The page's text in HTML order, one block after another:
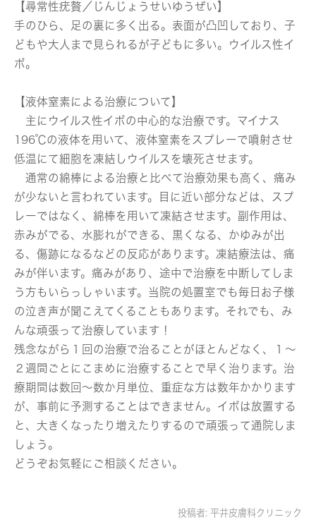
【尋常性疣贅／じんじょうせいゆうぜい】
手のひら、足の裏に多く出る。表面が凸凹しており、子
どもや大人まで見られるが子どもに多い。ウイルス性イ
ボ。
【液体窒素による治療について】
主にウイルス性イボの中心的な治療です。マイナス
196℃の液体を用いて、液体窒素をスプレーで噴射させ
低温にて細胞を凍結しウイルスを壊死させます。
通常の綿棒による治療と比べて治療効果も高く、痛み
が少ないと言われています。目に近い部分などは、スプ
レーではなく、綿棒を用いて凍結させます。副作用は、
赤みがでる、水膨れができる、黒くなる、かゆみが出
る、傷跡になるなどの反応があります。凍結療法は、痛
みが伴います。痛みがあり、途中で治療を中断してしま
う方もいらっしゃいます。当院の処置室でも毎日お子様
の泣き声が聞こえてくることもあります。それでも、み
んな頑張って治療しています！
残念ながら１回の治療で治ることがほとんどなく、１～
２週間ごとにこまめに治療することで早く治ります。治
療期間は数回～数か月単位、重症な方は数年かかります
が、事前に予測することはできません。イボは放置する
と、大きくなったり増えたりするので頑張って通院しま
しょう。
どうぞお気軽にご相談ください。
投稿者: 平井皮膚科クリニック